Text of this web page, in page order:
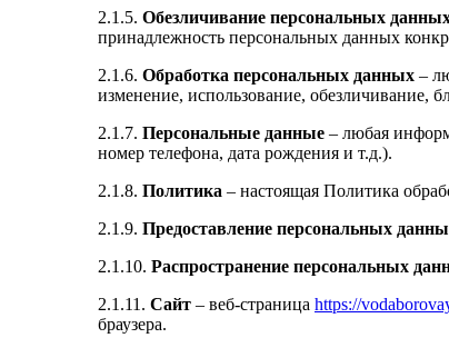
2.1.5. Обезличивание персональных
принадлежность персональных данных
2.1.6. Обработка персональных данных –
изменение, использование, обезличивание,
2.1.7. Персональные данные – любая
номер телефона, дата рождения и т.д.).
2.1.8. Политика – настоящая Политика
2.1.9. Предоставление персональных
2.1.10. Распространение персональных
2.1.11. Сайт – веб-страница https://
браузера.